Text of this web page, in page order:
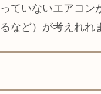
ていないエアコ
など）が考えれれ